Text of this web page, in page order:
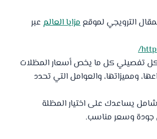
الترويجي لموقعمزايا العالم عبر
كل ما يخص أسعار المظلات
ومميزاتها، والعوامل التي تحدد
يساعدك على اختيار المظلة
جودة وسعر مناسب.